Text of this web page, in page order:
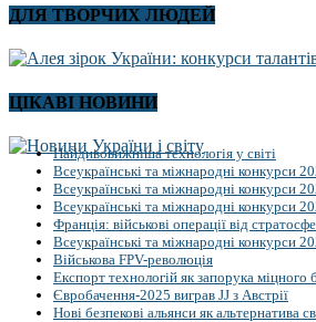
ДЛЯ ТВОРЧИХ ЛЮДЕЙ
ЦІКАВІ НОВИНИ
Найдивовижніша технологія у світі
Всеукраїнські та міжнародні конкурси
Всеукраїнські та міжнародні конкурси
Всеукраїнські та міжнародні конкурси
Франція: військові операції від
Всеукраїнські та міжнародні конкурси
Військова FPV-революція
Експорт технологій як запорука міцного
Євробачення-2025 виграв JJ з Австрії
Нові безпекові альянси як альтернатива